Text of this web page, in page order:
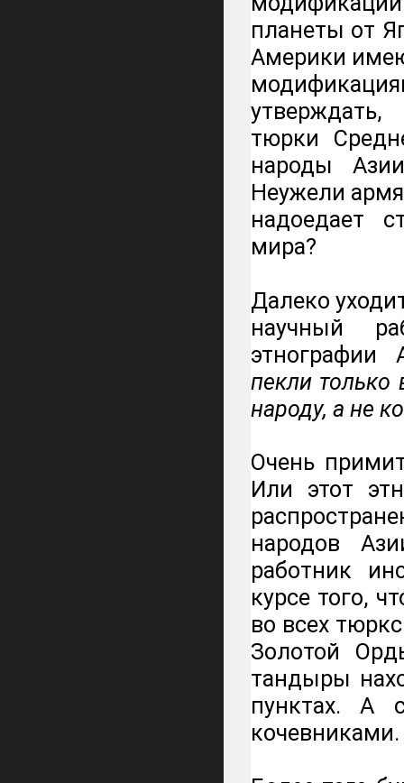
планеты от
Америки
тюрки
народы
Неужели
надоедает
мира?
Далеко
научный
пекли только
народу, а не
Очень
Или этот
народов
работник
курсе того,
во всех
Золотой
тандыры
пунктах. А
кочевниками.